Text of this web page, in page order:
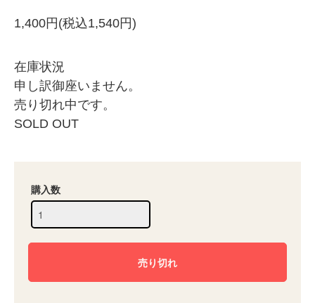
1,400円(税込1,540円)
在庫状況
申し訳御座いません。
売り切れ中です。
SOLD OUT
購入数